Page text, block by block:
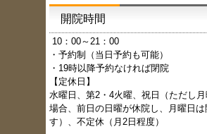
開院時間
10：00～21：00
・予約制（当日予約も可能）
・19時以降予約なければ閉院
【定休日】
水曜日、第2・4火曜、祝日（ただし
場合、前日の日曜が休院し、月曜日は
す）、不定休（月2日程度）